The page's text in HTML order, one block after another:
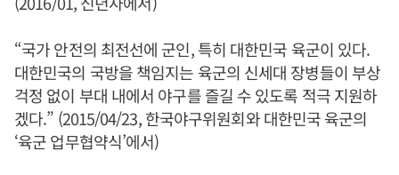
“국가 안전의 최전선에 군인, 특히 대한민국 육군이 있다.
대한민국의 국방을 책임지는 육군의 신세대 장병들이 부상
걱정 없이 부대 내에서 야구를 즐길 수 있도록 적극 지원하
겠다.” (2015/04/23, 한국야구위원회와 대한민국 육군의
‘육군 업무협약식’에서)